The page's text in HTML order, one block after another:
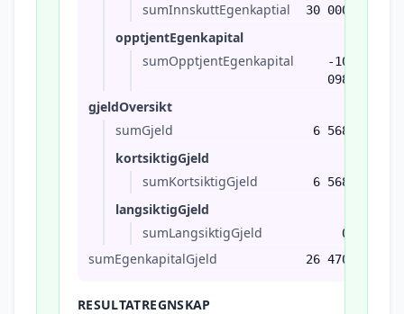
sumInnskuttEgenkaptial
30 000
opptjentEgenkapital
sumOpptjentEgenkapital
-10
098
gjeldOversikt
sumGjeld
6 568
kortsiktigGjeld
sumKortsiktigGjeld
6 568
langsiktigGjeld
sumLangsiktigGjeld
0
sumEgenkapitalGjeld 26 470
RESULTATREGNSKAP